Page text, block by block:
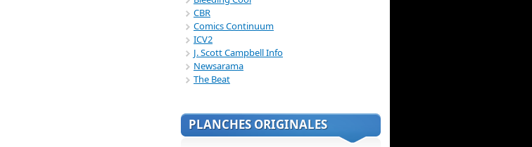
CBR
Comics Continuum
ICV2
J. Scott Campbell Info
Newsarama
The Beat
PLANCHES ORIGINALES